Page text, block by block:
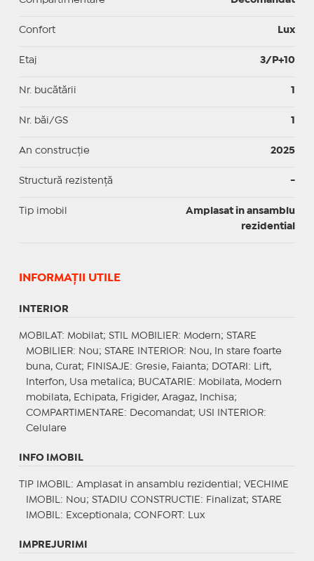
Confort Lux
Etaj 3/P+10
Nr. bucătării 1
Nr. băi/GS 1
An construcție 2025
Structură rezistență -
Tip imobil
Amplasat in ansamblu
rezidential
INFORMAŢII UTILE
INTERIOR
MOBILAT : Mobilat; STIL MOBILIER: Modern; STARE
MOBILIER: Nou; STARE INTERIOR: Nou, In stare foarte
buna, Curat; FINISAJE : Gresie, Faianta; DOTARI : Lift,
Interfon, Usa metalica; BUCATARIE : Mobilata, Modern
mobilata, Echipata, Frigider, Aragaz, Inchisa;
COMPARTIMENTARE : Decomandat; USI INTERIOR:
Celulare
INFO IMOBIL
TIP IMOBIL : Amplasat in ansamblu rezidential; VECHIME
IMOBIL : Nou; STADIU CONSTRUCTIE : Finalizat; STARE
IMOBIL : Exceptionala; CONFORT : Lux
IMPREJURIMI